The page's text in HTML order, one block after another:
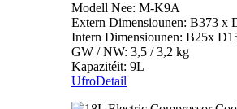
Modell Nee: M-K9A
Extern Dimensiounen: B373 x
Intern Dimensiounen: B25x
GW / NW: 3,5 / 3,2 kg
Kapazitéit: 9L
UfroDetail